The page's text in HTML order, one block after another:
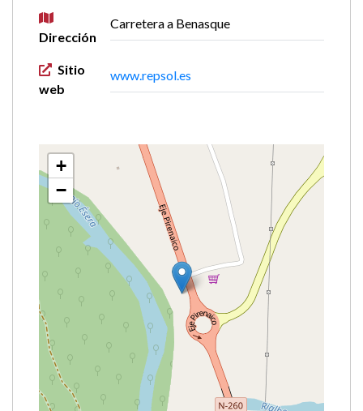
Dirección
Carretera a Benasque
Sitio
web
www.repsol.es
+
−